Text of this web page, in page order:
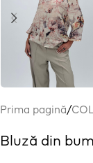
Prima pagină/
Bluză din